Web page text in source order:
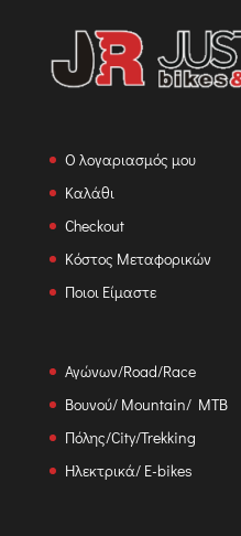
Ο λογαριασμός μου
Καλάθι
Checkout
Κόστος Μεταφορικών
Ποιοι Είμαστε
Αγώνων/Road/Race
Βουνού/ Mountain/ MTB
Πόλης/City/Trekking
Ηλεκτρικά/ E-bikes